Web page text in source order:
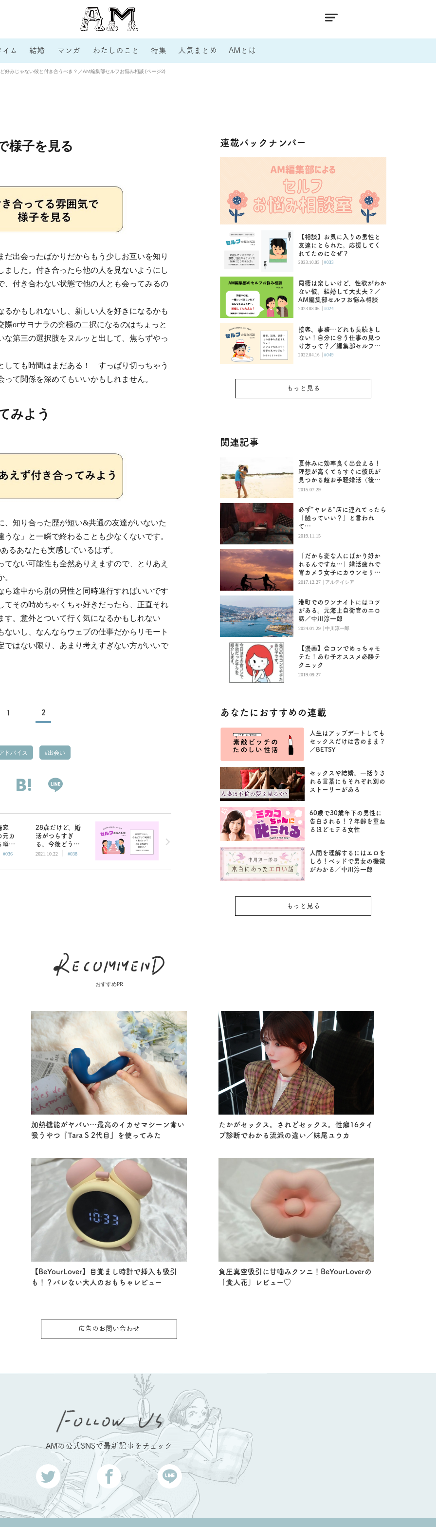
イム 結婚 マンガ わたしのこと 特集 人気まとめ AMとは
好みじゃない彼と付き合うべき？／AM編集部セルフお悩み相談 (ページ2)
様子を見る
出会ったばかりだからもう少しお互いを知り
ました。付き合ったら他の人を見ないようにし
、付き合わない状態で他の人とも会ってみるの
るかもしれないし、新しい人を好きになるかも
orサヨナラの究極の二択になるのはちょっと
な第三の選択肢をヌルッと出して、焦らずやっ
しても時間はまだある！ すっぱり切っちゃう
て関係を深めてもいいかもしれません。
みよう
、知り合った歴が短い&共通の友達がいないた
な」と一瞬で終わることも少なくないです。
るあなたも実感しているはず。
ない可能性も全然ありえますので、とりあえ
ら途中から別の男性と同時進行すればいいです
てその時めちゃくちゃ好きだったら、正直それ
す。意外とついて行く気になるかもしれない
いし、なんならウェブの仕事だからリモート
ではない限り、あまり考えすぎない方がいいで
1 2
ドバイス 出会い
恋
元カ
噂に
し
お悩
#036
28歳だけど、婚
活がつらすぎ
る。今後どうい
う戦略をとるべ
セルフお悩み相
2021.10.22 | #038
連載バックナンバー
【相談】お気に入りの男性と
友達にとられた。応援してく
れてたのになぜ？
2023.10.03 | #033
同棲は楽しいけど、性欲がわか
ない彼。結婚して大丈夫？／
AM編集部セルフお悩み相談
2023.08.06 | #024
接客、事務…どれも長続きし
ない！自分に合う仕事の見つ
け方って？／編集部セルフお
悩み相談
2022.04.16 | #049
もっと見る
関連記事
夏休みに効率良く出会える！
理想が高くてもすぐに彼氏が
見つかる超お手軽婚活（後
編）
2015.07.29
必ず“ヤレる”店に連れてったら
「触っていい？」と言われ
て…
2019.11.15
「だから変な人にばかり好か
れるんですね…」婚活疲れで
胃カメラ女子にカウンセリン
グ②
2017.12.27 | アルテイシア
港町でのワンナイトにはコツ
がある。元海上自衛官のエロ
話／中川淳一郎
2024.01.29 | 中川淳一郎
【漫画】合コンでめっちゃモ
テた！あむ子オススメ必勝テ
クニック
2019.09.27
あなたにおすすめの連載
人生はアップデートしても
セックスだけは昔のまま？
／BETSY
セックスや結婚。一括りさ
れる言葉にもそれぞれ別の
ストーリーがある
60歳で30歳年下の男性に
告白される！？年齢を重ね
るほどモテる女性
人間を理解するにはエロを
しろ！ベッドで男女の機微
がわかる／中川淳一郎
もっと見る
おすすめPR
加熱機能がヤバい…最高のイカせマシーン青い
吸うやつ『Tara S 2代目』を使ってみた
たかがセックス。されどセックス。性癖16タイ
プ診断でわかる流派の違い／妹尾ユウカ
【BeYourLover】目覚まし時計で挿入も吸引
も！？バレない大人のおもちゃレビュー
負圧真空吸引に甘噛みクンニ！BeYourLoverの
「食人花」レビュー♡
広告のお問い合わせ
AMの公式SNSで最新記事をチェック